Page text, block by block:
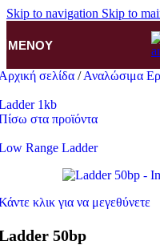
Skip to navigation Skip to
ΜΕΝΟΎ
σελίδα / Αναλώσιμα
1kb
στα προϊόντα
Range Ladder
κλικ για να μεγεθύνετε
50bp